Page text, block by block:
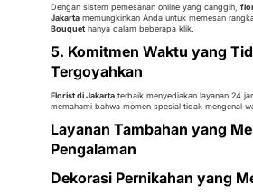
Dengan sistem pemesanan online yang canggih,
Jakarta memungkinkan Anda untuk memesan
Bouquet hanya dalam beberapa klik.
5. Komitmen Waktu yang
Tergoyahkan
Florist di Jakarta terbaik menyediakan layanan 24
memahami bahwa momen spesial tidak mengenal
Layanan Tambahan yang
Pengalaman
Dekorasi Pernikahan yang